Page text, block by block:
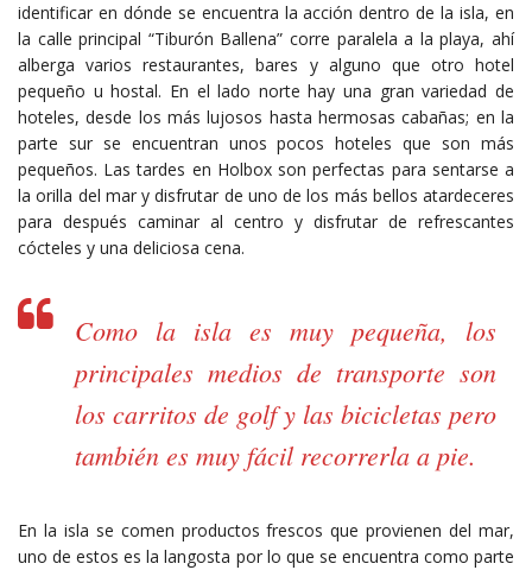
identificar en dónde se encuentra la acción dentro de la isla, en
la calle principal “Tiburón Ballena” corre paralela a la playa, ahí
alberga varios restaurantes, bares y alguno que otro hotel
pequeño u hostal. En el lado norte hay una gran variedad de
hoteles, desde los más lujosos hasta hermosas cabañas; en la
parte sur se encuentran unos pocos hoteles que son más
pequeños. Las tardes en Holbox son perfectas para sentarse a
la orilla del mar y disfrutar de uno de los más bellos atardeceres
para después caminar al centro y disfrutar de refrescantes
cócteles y una deliciosa cena.
Como la isla es muy pequeña, los
principales medios de transporte son
los carritos de golf y las bicicletas pero
también es muy fácil recorrerla a pie.
En la isla se comen productos frescos que provienen del mar,
uno de estos es la langosta por lo que se encuentra como parte